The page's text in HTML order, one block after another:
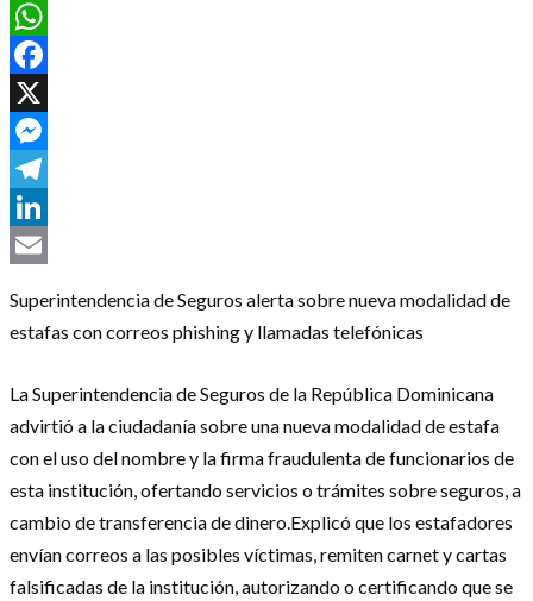
WhatsApp
Facebook
X
Messenger
Telegram
LinkedIn
Superintendencia de Seguros alerta sobre nueva modalidad de
estafas con correos phishing y llamadas telefónicas
La Superintendencia de Seguros de la República Dominicana
advirtió a la ciudadanía sobre una nueva modalidad de estafa
con el uso del nombre y la firma fraudulenta de funcionarios de
esta institución, ofertando servicios o trámites sobre seguros, a
cambio de transferencia de dinero.Explicó que los estafadores
envían correos a las posibles víctimas, remiten carnet y cartas
falsificadas de la institución, autorizando o certificando que se